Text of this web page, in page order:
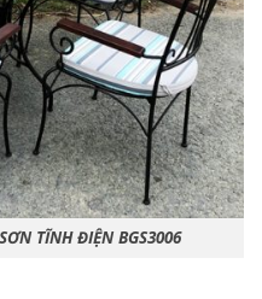
TĨNH ĐIỆN BGS3006